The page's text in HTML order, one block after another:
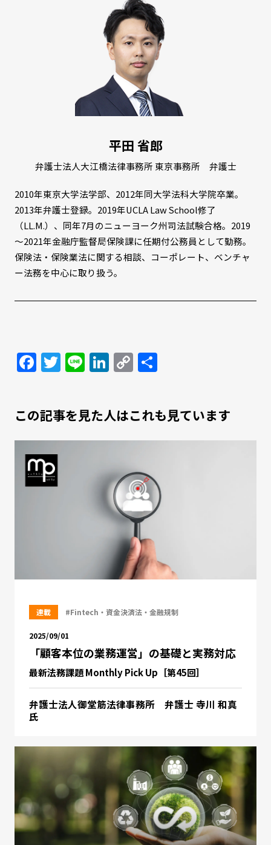
平田 省郎
弁護士法人大江橋法律事務所 東京事務所 弁護士
2010年東京大学法学部、2012年同大学法科大学院卒業。
2013年弁護士登録。2019年UCLA Law School修了
（LL.M.）、同年7月のニューヨーク州司法試験合格。2019
～2021年金融庁監督局保険課に任期付公務員として勤務。
保険法・保険業法に関する相談、コーポレート、ベンチャ
ー法務を中心に取り扱う。
Facebook
Twitter
LineLinkedIn
Copy
Link
共
この記事を見た人はこれも見ています
連載 #Fintech・資金決済法・金融規制
2025/09/01
「顧客本位の業務運営」の基礎と実務対応
最新法務課題 Monthly Pick Up［第45回］
弁護士法人御堂筋法律事務所 弁護士 寺川 和真
氏